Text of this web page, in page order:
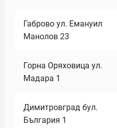
Габрово ул. Емануил
Манолов 23
Горна Оряховица ул.
Мадара 1
Димитровград бул.
България 1